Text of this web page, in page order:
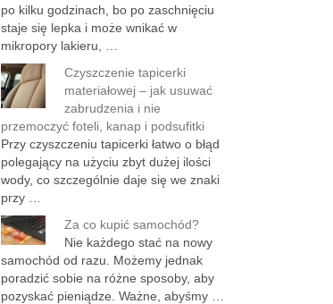
po kilku godzinach, bo po zaschnięciu
staje się lepka i może wnikać w
mikropory lakieru, …
Czyszczenie tapicerki
materiałowej – jak usuwać
zabrudzenia i nie
przemoczyć foteli, kanap i podsufitki
Przy czyszczeniu tapicerki łatwo o błąd
polegający na użyciu zbyt dużej ilości
wody, co szczególnie daje się we znaki
przy …
Za co kupić samochód?
Nie każdego stać na nowy
samochód od razu. Możemy jednak
poradzić sobie na różne sposoby, aby
pozyskać pieniądze. Ważne, abyśmy …